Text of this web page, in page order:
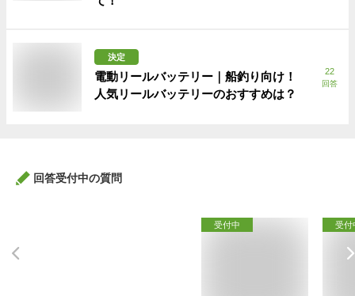
決定
電動リールバッテリー｜船釣り向け！
人気リールバッテリーのおすすめは？
22
回答
回答受付中の質問
受付中 受付